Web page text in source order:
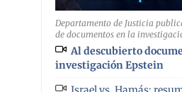
Departamento de Justicia
de documentos en la
Al descubierto
investigación Epstein